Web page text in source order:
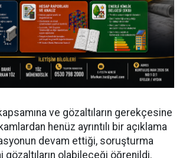
ve gözaltıların gerekçesine
henüz ayrıntılı bir açıklama
devam ettiği, soruşturma
gözaltıların olabileceği öğrenildi.